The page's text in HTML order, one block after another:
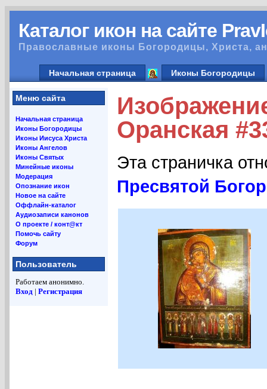
Каталог икон на сайте
Православные иконы Богородицы, Христа,
Начальная страница Иконы Богородицы
Меню сайта
Начальная страница
Иконы Богородицы
Иконы Иисуса Христа
Иконы Ангелов
Иконы Святых
Минейные иконы
Модерация
Опознание икон
Новое на сайте
Оффлайн-каталог
Аудиозаписи канонов
О проекте / конт@кт
Помочь сайту
Форум
Пользователь
Работаем анонимно.
Вход | Регистрация
Оранская
Эта страничка
Пресвятой